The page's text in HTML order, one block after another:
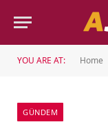
YOU ARE AT: Home
GÜNDEM